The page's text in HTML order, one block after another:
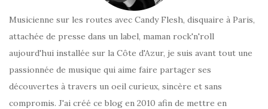
Musicienne sur les routes avec Candy Flesh, disquaire à Paris,
attachée de presse dans un label, maman rock'n'roll
aujourd'hui installée sur la Côte d'Azur, je suis avant tout une
passionnée de musique qui aime faire partager ses
découvertes à travers un oeil curieux, sincère et sans
compromis. J'ai créé ce blog en 2010 afin de mettre en